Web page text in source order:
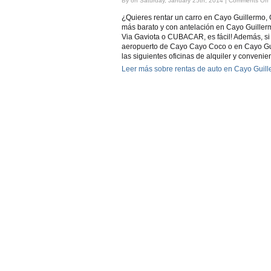
|
¿Quieres rentar un carro en Cayo Guillermo,
más barato y con antelación en Cayo
Via Gaviota o CUBACAR, es fácil! Además,
aeropuerto de Cayo Cayo Coco o en Cayo
las siguientes oficinas de alquiler y
Leer más sobre rentas de auto en Cayo